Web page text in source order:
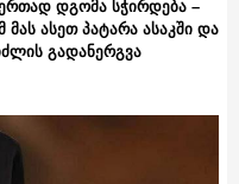
დგომა სჭირდება –
მას ასეთ პატარა ასაკში და
გადანერგვა